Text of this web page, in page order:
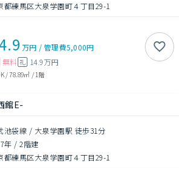
都練馬区大泉学園町４丁目29-1
万円 /管理費5,000円
無料 礼 14.9万円
/78.89㎡ / 1階
館E-
池袋線 / 大泉学園駅 徒歩31分
年 /2階建
都練馬区大泉学園町４丁目29-1